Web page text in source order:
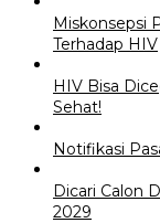
Miskonsepsi
Terhadap HIV
HIV Bisa
Sehat!
Notifikasi
Dicari Calon
2029